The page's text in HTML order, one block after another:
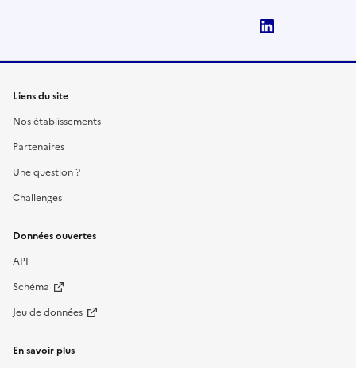
Liens du site
Nos établissements
Partenaires
Une question ?
Challenges
Données ouvertes
API
Schéma
Jeu de données
En savoir plus